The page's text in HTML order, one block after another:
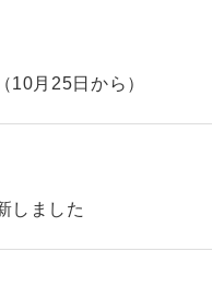
10月25日から）
しました